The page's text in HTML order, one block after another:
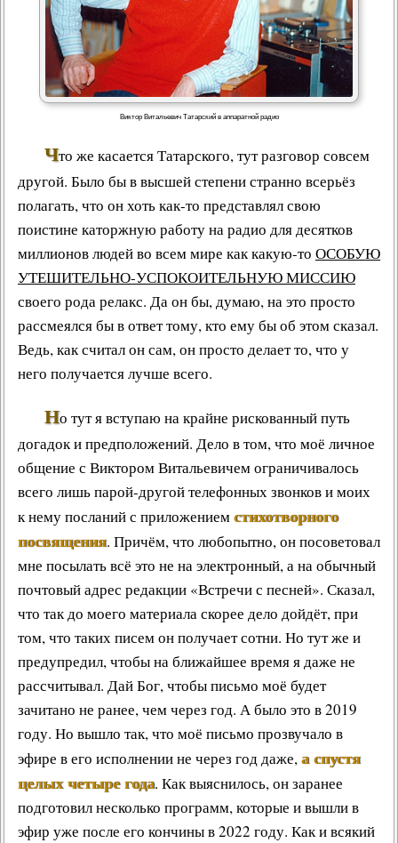
Виктор Витальевич Татарский в аппаратной радио
Что же касается Татарского, тут разговор совсем
другой. Было бы в высшей степени странно всерьёз
полагать, что он хоть как-то представлял свою
поистине каторжную работу на радио для десятков
миллионов людей во всем мире как какую-то ОСОБУЮ
УТЕШИТЕЛЬНО-УСПОКОИТЕЛЬНУЮ МИССИЮ
своего рода релакс. Да он бы, думаю, на это просто
рассмеялся бы в ответ тому, кто ему бы об этом сказал.
Ведь, как считал он сам, он просто делает то, что у
него получается лучше всего.
Но тут я вступаю на крайне рискованный путь
догадок и предположений. Дело в том, что моё личное
общение с Виктором Витальевичем ограничивалось
всего лишь парой-другой телефонных звонков и моих
к нему посланий с приложениемстихотворного
посвящения. Причём, что любопытно, он посоветовал
мне посылать всё это не на электронный, а на обычный
почтовый адрес редакции «Встречи с песней». Сказал,
что так до моего материала скорее дело дойдёт, при
том, что таких писем он получает сотни. Но тут же и
предупредил, чтобы на ближайшее время я даже не
рассчитывал. Дай Бог, чтобы письмо моё будет
зачитано не ранее, чем через год. А было это в 2019
году. Но вышло так, что моё письмо прозвучало в
эфире в его исполнении не через год даже,а спустя
целых четыре года. Как выяснилось, он заранее
подготовил несколько программ, которые и вышли в
эфир уже после его кончины в 2022 году. Как и всякий